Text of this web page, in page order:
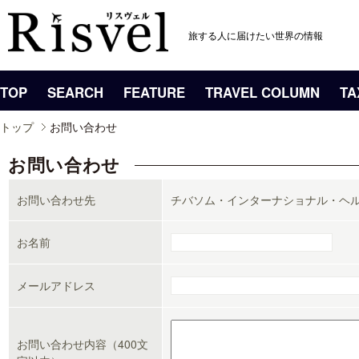
旅する人に届けたい世界の情報
TOP SEARCH FEATURE TRAVEL COLUMN
トップ お問い合わせ
お問い合わせ
お問い合わせ先 チバソム・インターナショナル・ヘ
お名前
メールアドレス
お問い合わせ内容（400文